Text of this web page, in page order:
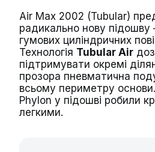
Air Max 2002 (Tubular)
радикально нову підошву
гумових циліндричних
Технологія Tubular Air
підтримувати окремі
прозора пневматична
всьому периметру основи.
Phylon у підошві робили
легкими.